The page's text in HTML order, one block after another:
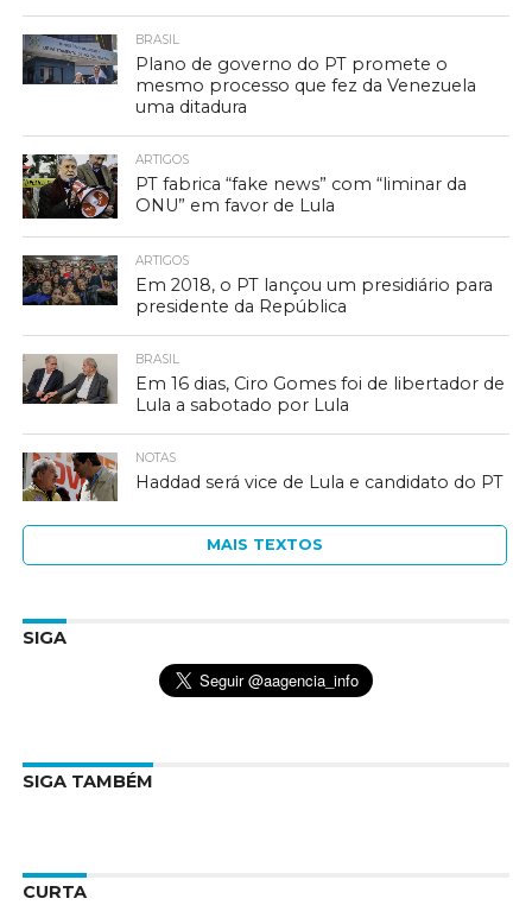
BRASIL
Plano de governo do PT promete o
mesmo processo que fez da Venezuela
uma ditadura
ARTIGOS
PT fabrica “fake news” com “liminar da
ONU” em favor de Lula
ARTIGOS
Em 2018, o PT lançou um presidiário para
presidente da República
BRASIL
Em 16 dias, Ciro Gomes foi de libertador de
Lula a sabotado por Lula
NOTAS
Haddad será vice de Lula e candidato do PT
MAIS TEXTOS
SIGA
SIGA TAMBÉM
CURTA